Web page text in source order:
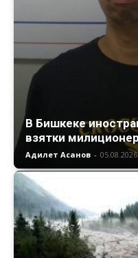
В Бишкеке
взятки
Адилет Асанов -